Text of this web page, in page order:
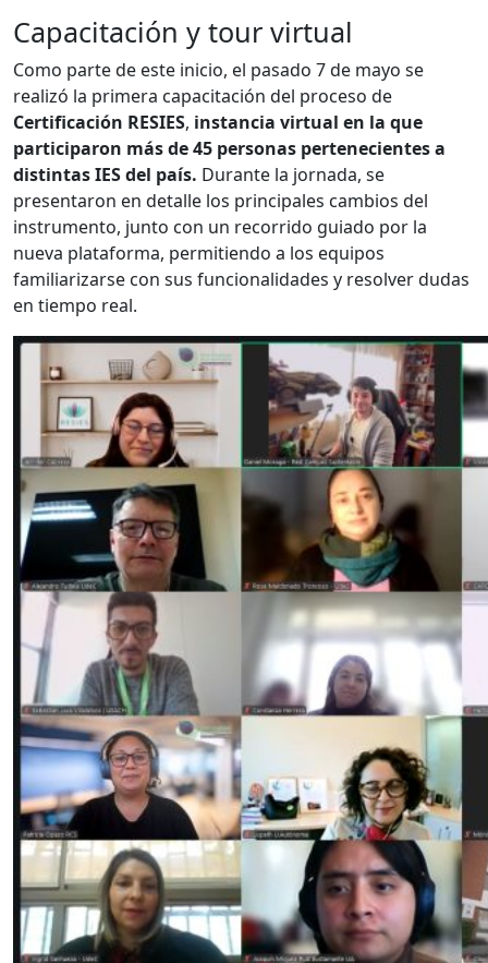
Capacitación y tour virtual
Como parte de este inicio, el pasado 7 de mayo se
realizó la primera capacitación del proceso de
Certificación RESIES, instancia virtual en la que
participaron más de 45 personas pertenecientes a
distintas IES del país. Durante la jornada, se
presentaron en detalle los principales cambios del
instrumento, junto con un recorrido guiado por la
nueva plataforma, permitiendo a los equipos
familiarizarse con sus funcionalidades y resolver dudas
en tiempo real.